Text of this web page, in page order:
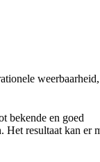
bekende en goed
Het resultaat kan er